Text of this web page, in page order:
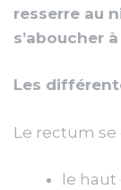
resserre au
s’aboucher à
Les
Le rectum se
le